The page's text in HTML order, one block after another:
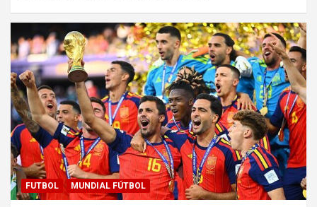
FUTBOL MUNDIAL FÚTBOL